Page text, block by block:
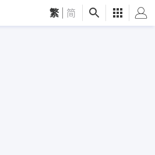
繁 简